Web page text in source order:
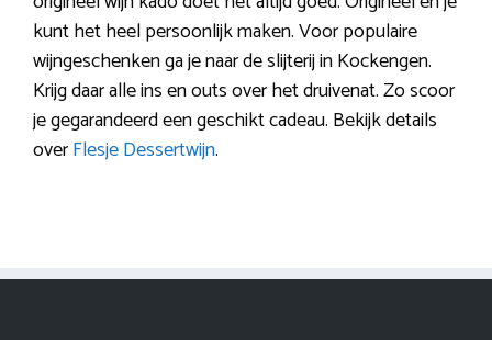
kunt het heel persoonlijk maken. Voor populaire
wijngeschenken ga je naar de slijterij in Kockengen.
Krijg daar alle ins en outs over het druivenat. Zo scoor
je gegarandeerd een geschikt cadeau. Bekijk details
overFlesje Dessertwijn.